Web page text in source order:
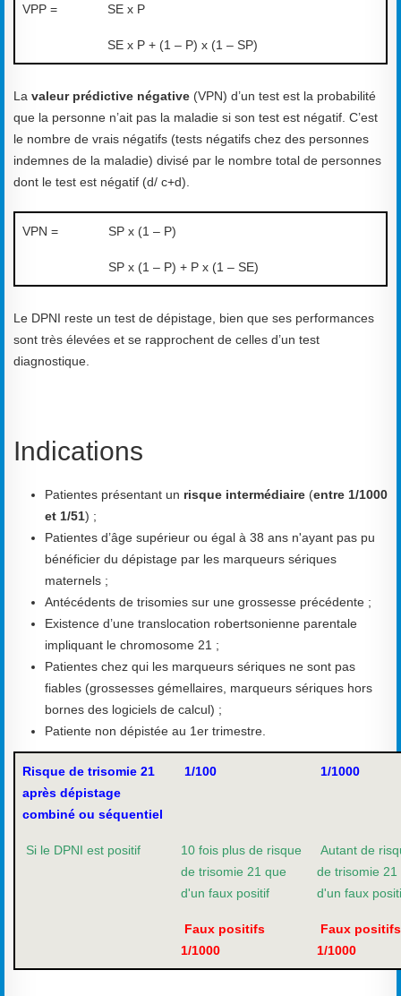
VPP = SE x P
SE x P + (1 – P) x (1 – SP)
La valeur prédictive négative (VPN) d’un test est la probabilité
que la personne n’ait pas la maladie si son test est négatif. C’est
le nombre de vrais négatifs (tests négatifs chez des personnes
indemnes de la maladie) divisé par le nombre total de personnes
dont le test est négatif (d/ c+d).
VPN = SP x (1 – P)
SP x (1 – P) + P x (1 – SE)
Le DPNI reste un test de dépistage, bien que ses performances
sont très élevées et se rapprochent de celles d’un test
diagnostique.
Indications
Patientes présentant un risque intermédiaire (entre 1/1000
et 1/51) ;
Patientes d’âge supérieur ou égal à 38 ans n'ayant pas pu
bénéficier du dépistage par les marqueurs sériques
maternels ;
Antécédents de trisomies sur une grossesse précédente ;
Existence d’une translocation robertsonienne parentale
impliquant le chromosome 21 ;
Patientes chez qui les marqueurs sériques ne sont pas
fiables (grossesses gémellaires, marqueurs sériques hors
bornes des logiciels de calcul) ;
Patiente non dépistée au 1er trimestre.
Risque de trisomie 21
après dépistage
combiné ou séquentiel
1/100 1/1000
Si le DPNI est positif
10 fois plus de risque
de trisomie 21 que
d'un faux positif
Autant de
de trisomie 21
d'un faux
Faux positifs
1/1000
Faux positifs
1/1000